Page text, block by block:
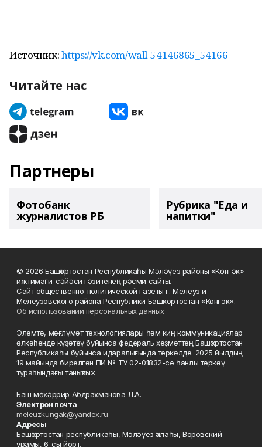
Источник:https://vk.com/wall-54146865_54166
Читайте нас
Партнеры
Фотобанк
журналистов РБ
Рубрика "Еда и
напитки"
© 2026 Башҡортостан Республикаһы Мәләүез районы «Көнгәк»
ижтимағи-сәйәси гәзитенең рәсми сайты.
Сайт общественно-политической газеты г. Мелеуз и
Мелеузовского района Республики Башкортостан «Конгэк».
Об использовании персональных данных
Элемтә, мәғлүмәт технологиялары һәм киң коммуникациялар
өлкәһендә күҙәтеү буйынса федераль хеҙмәттең Башҡортостан
Республикаһы буйынса идаралығында теркәлде. 2025 йылдың
19 майында бирелгән ПИ № ТУ 02-01832-се һанлы теркәү
тураһындағы таныҡлыҡ.
Баш мөхәррир Абдрахманова Л.А.
Электрон почта
meleuzkungak@yandex.ru
Адресы
Башҡортостан республикаһы, Мәләүез ҡалаһы, Воровский
урамы, 6-сы йорт.